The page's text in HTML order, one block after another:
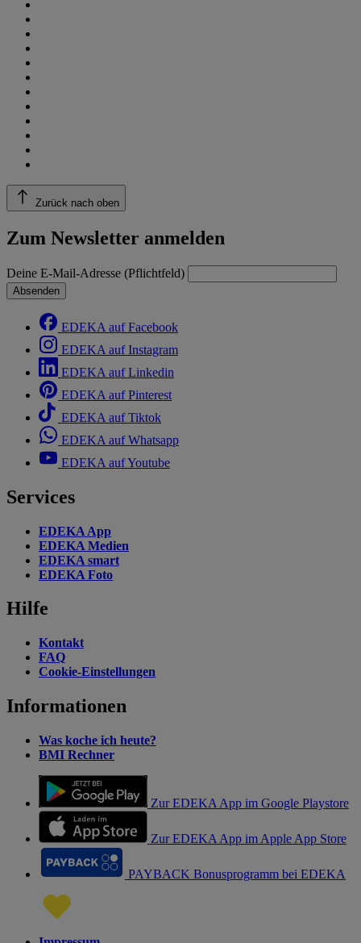
Zurück nach oben
Zum Newsletter anmelden
Deine E-Mail-Adresse (Pflichtfeld)
Absenden
EDEKA auf Facebook
EDEKA auf Instagram
EDEKA auf Linkedin
EDEKA auf Pinterest
EDEKA auf Tiktok
EDEKA auf Whatsapp
EDEKA auf Youtube
Services
EDEKA App
EDEKA Medien
EDEKA smart
EDEKA Foto
Hilfe
Kontakt
FAQ
Cookie-Einstellungen
Informationen
Was koche ich heute?
BMI Rechner
Zur EDEKA App im Google Playstore
Zur EDEKA App im Apple App Store
PAYBACK Bonusprogramm bei EDEKA